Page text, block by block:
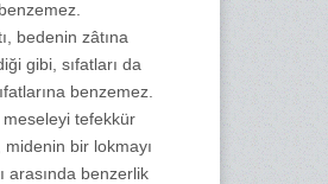
bedenin zâtına
gibi, sıfatları da
benzemez.
tefekkür
bir lokmayı
arasında benzerlik